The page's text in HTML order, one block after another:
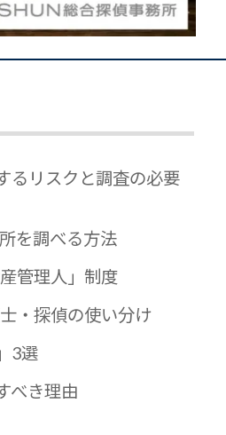
るリスクと調査の必要
を調べる方法
管理人」制度
・探偵の使い分け
3選
べき理由